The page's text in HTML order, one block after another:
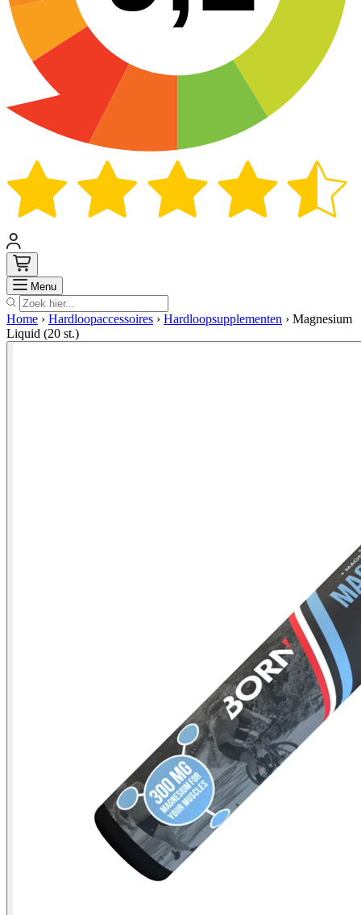
Menu Zoek
Home › Hardloopaccessoires › Hardloopsupplementen › Magnesium
Liquid (20 st.)